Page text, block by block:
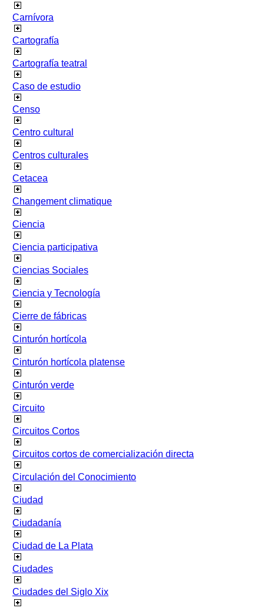
Carnívora
Cartografía
Cartografía teatral
Caso de estudio
Censo
Centro cultural
Centros culturales
Cetacea
Changement climatique
Ciencia
Ciencia participativa
Ciencias Sociales
Ciencia y Tecnología
Cierre de fábricas
Cinturón hortícola
Cinturón hortícola platense
Cinturón verde
Circuito
Circuitos Cortos
Circuitos cortos de comercialización directa
Circulación del Conocimiento
Ciudad
Ciudadanía
Ciudad de La Plata
Ciudades
Ciudades del Siglo Xix